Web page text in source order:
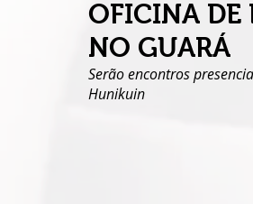
OFICINA DE
NO GUARÁ
Serão encontros
Hunikuin